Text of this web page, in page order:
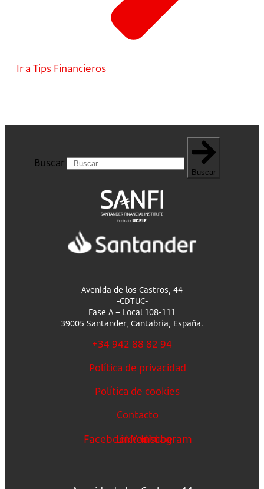
Ir a Tips Financieros
Buscar
Buscar
Avenida de los Castros, 44
-CDTUC-
Fase A – Local 108-111
39005 Santander, Cantabria, España.
+34 942 88 82 94
Política de privacidad
Política de cookies
Contacto
FacebookLinkedin
Youtube
Instagram